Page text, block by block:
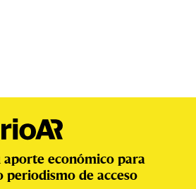
aporte económico para
periodismo de acceso